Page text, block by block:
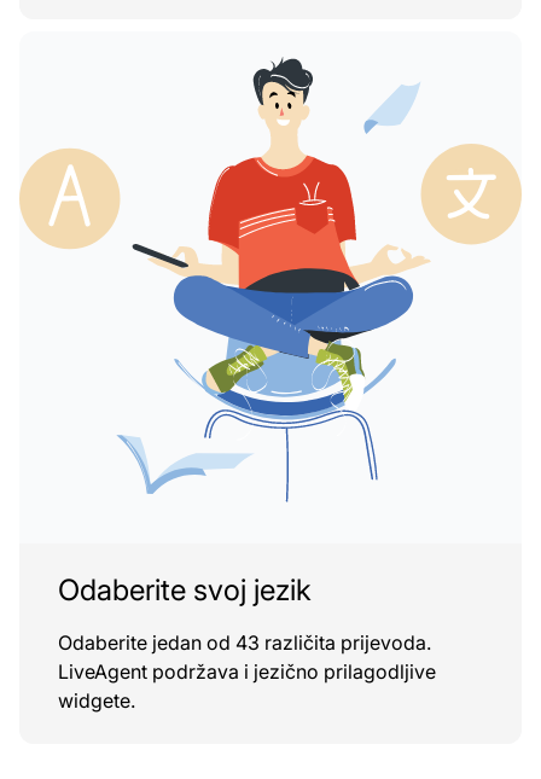
Odaberite svoj jezik
Odaberite jedan od 43 različita prijevoda.
LiveAgent podržava i jezično prilagodljive
widgete.